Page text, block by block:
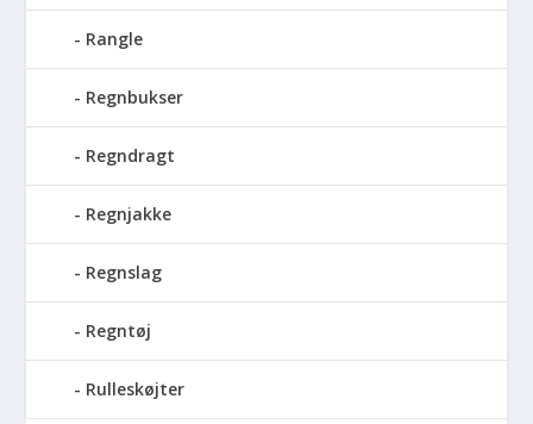
Rangle
Regnbukser
Regndragt
Regnjakke
Regnslag
Regntøj
Rulleskøjter